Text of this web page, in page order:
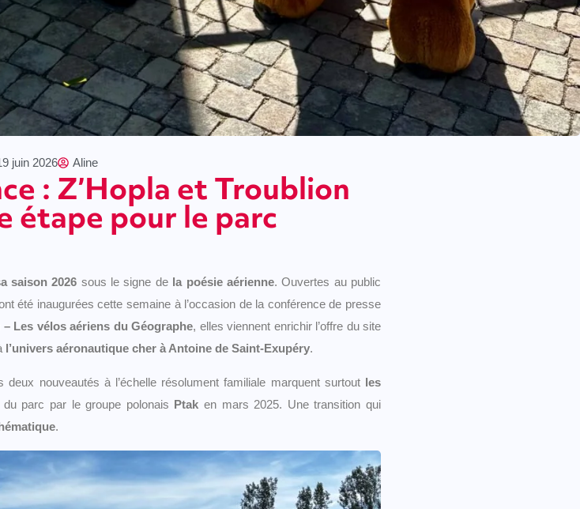
juin 2026 Aline
: Z’Hopla et Troublion
étape pour le parc
saison 2026 sous le signe de la poésie aérienne. Ouvertes au public
été inaugurées cette semaine à l’occasion de la conférence de presse
Les vélos aériens du Géographe, elles viennent enrichir l’offre du site
l’univers aéronautique cher à Antoine de Saint-Exupéry.
nouveautés à l’échelle résolument familiale marquent surtout les
parc par le groupe polonais Ptak en mars 2025. Une transition qui
.